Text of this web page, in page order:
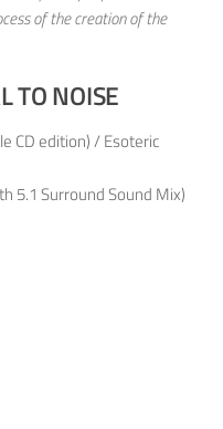
of the creation of the
TO NOISE
CD edition) / Esoteric
5.1 Surround Sound Mix)